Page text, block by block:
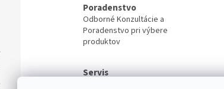
Poradenstvo
Odborné Konzultácie a
Poradenstvo pri výbere
produktov
Servis